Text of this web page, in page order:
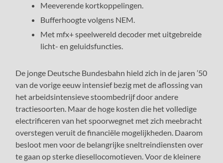
Meeverende kortkoppelingen.
Bufferhoogte volgens NEM.
Met mfx+ speelwereld decoder met uitgebreide
licht- en geluidsfuncties.
De jonge Deutsche Bundesbahn hield zich in de jaren ’50
van de vorige eeuw intensief bezig met de aflossing van
het arbeidsintensieve stoombedrijf door andere
tractiesoorten. Maar de hoge kosten die het volledige
electrificeren van het spoorwegnet met zich meebracht
overstegen veruit de financiële mogelijkheden. Daarom
besloot men voor de belangrijke sneltreindiensten over
te gaan op sterke diesellocomotieven. Voor de kleinere